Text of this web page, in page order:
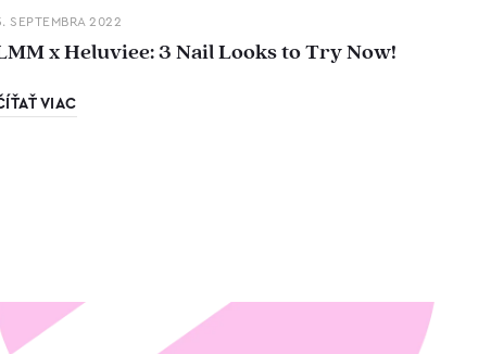
SEPTEMBRA 2022
x Heluviee: 3 Nail Looks to Try Now!
VIAC